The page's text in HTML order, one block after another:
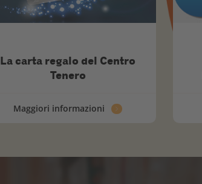
La carta regalo del Centro
Tenero
Maggiori informazioni